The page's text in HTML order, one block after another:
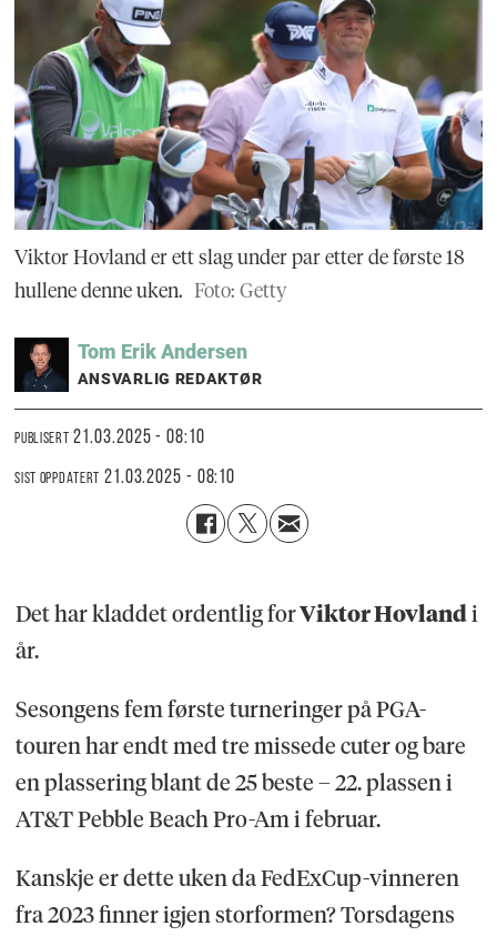
Viktor Hovland er ett slag under par etter de første 18
hullene denne uken. Foto: Getty
Tom Erik Andersen
ANSVARLIG REDAKTØR
PUBLISERT 21.03.2025 - 08:10
SIST OPPDATERT 21.03.2025 - 08:10
Det har kladdet ordentlig forViktor Hovlandi
år.
Sesongens fem første turneringer på PGA-
touren har endt med tre missede cuter og bare
en plassering blant de 25 beste – 22. plassen i
AT&T Pebble Beach Pro-Am i februar.
Kanskje er dette uken da FedExCup-vinneren
fra 2023 finner igjen storformen? Torsdagens